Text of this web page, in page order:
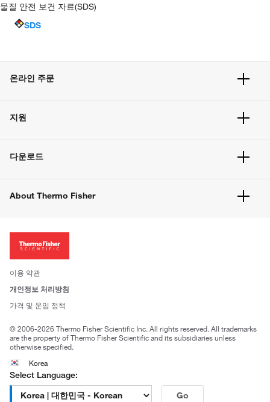
물질 안전 보건 자료(SDS)
SDS
온라인 주문
주문 방법
벌크 주문
지원
고객 센터
웹사이트 개선사항
다운로드
About Thermo Fisher
투자자
사회적 책임
브랜드
이용 약관
개인정보 처리방침
가격 및 운임 정책
© 2006-2026 Thermo Fisher Scientific Inc. All rights reserved. All trademarks
are the property of Thermo Fisher Scientific and its subsidiaries unless
otherwise specified.
Korea
Select Language:
Go